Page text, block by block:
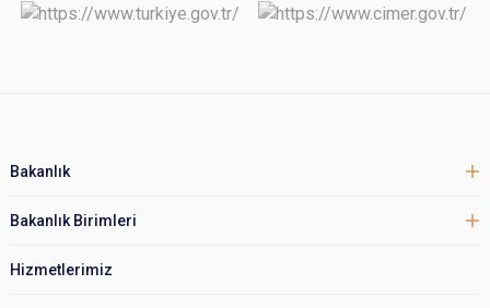
Bakanlık
Bakanlık Birimleri
Hizmetlerimiz